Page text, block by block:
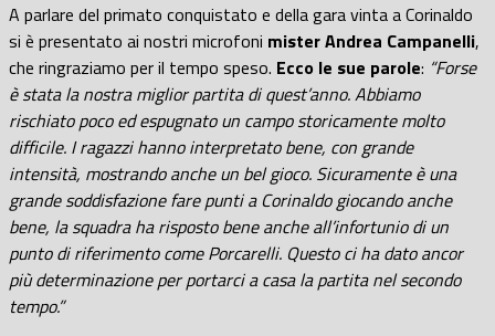
A parlare del primato conquistato e della gara vinta a Corinaldo
si è presentato ai nostri microfoni mister Andrea Campanelli,
che ringraziamo per il tempo speso. Ecco le sue parole: “Forse
è stata la nostra miglior partita di quest’anno. Abbiamo
rischiato poco ed espugnato un campo storicamente molto
difficile. I ragazzi hanno interpretato bene, con grande
intensità, mostrando anche un bel gioco. Sicuramente è una
grande soddisfazione fare punti a Corinaldo giocando anche
bene, la squadra ha risposto bene anche all’infortunio di un
punto di riferimento come Porcarelli. Questo ci ha dato ancor
più determinazione per portarci a casa la partita nel secondo
tempo.”